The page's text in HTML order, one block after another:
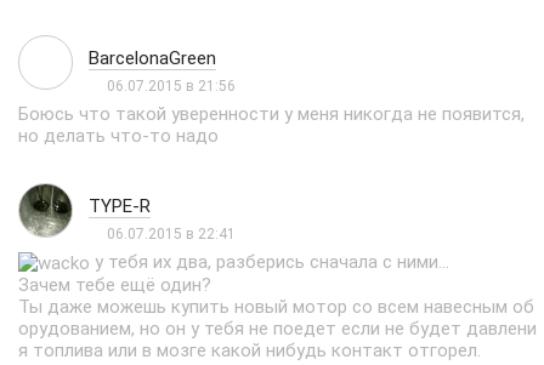
BarcelonaGreen
06.07.2015 в 21:56
Боюсь что такой уверенности у меня никогда не появится,
но делать что-то надо
TYPE-R
06.07.2015 в 22:41
у тебя их два, разберись сначала с ними...
Зачем тебе ещё один?
Ты даже можешь купить новый мотор со всем навесным об
орудованием, но он у тебя не поедет если не будет давлени
я топлива или в мозге какой нибудь контакт отгорел.